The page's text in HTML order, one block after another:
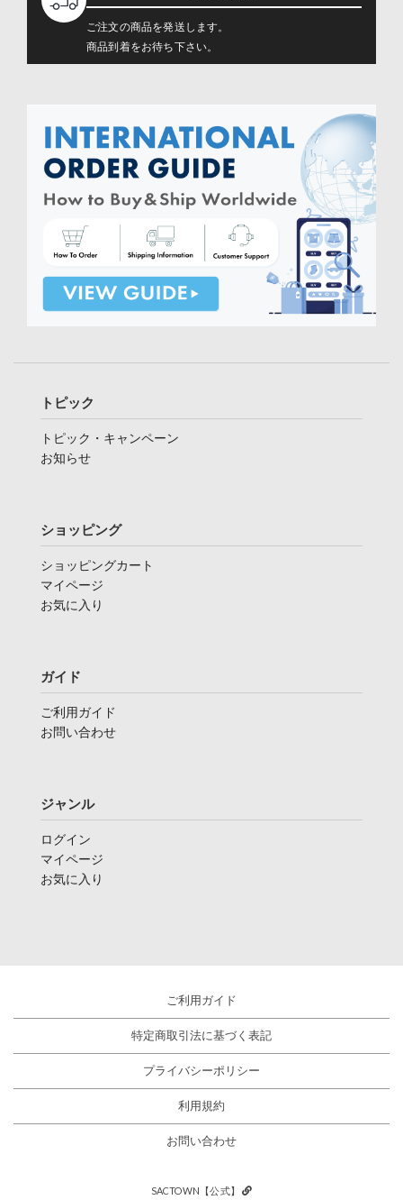
ご注文の商品を発送します。
商品到着をお待ち下さい。
トピック
トピック・キャンペーン
お知らせ
ショッピング
ショッピングカート
マイページ
お気に入り
ガイド
ご利用ガイド
お問い合わせ
ジャンル
ログイン
マイページ
お気に入り
ご利用ガイド
特定商取引法に基づく表記
プライバシーポリシー
利用規約
お問い合わせ
SACTOWN【公式】